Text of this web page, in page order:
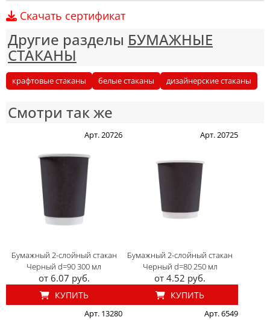
Скачать сертификат
Другие разделы БУМАЖНЫЕ
СТАКАНЫ
крафтовые стаканы белые стаканы дизайнерские стаканы
Смотри так же
Арт. 20726
Бумажный 2-слойный стакан
Черный d=90 300 мл
от 6.07 руб.
КУПИТЬ
Арт. 20725
Бумажный 2-слойный стакан
Черный d=80 250 мл
от 4.52 руб.
КУПИТЬ
Арт. 13280 Арт. 6549